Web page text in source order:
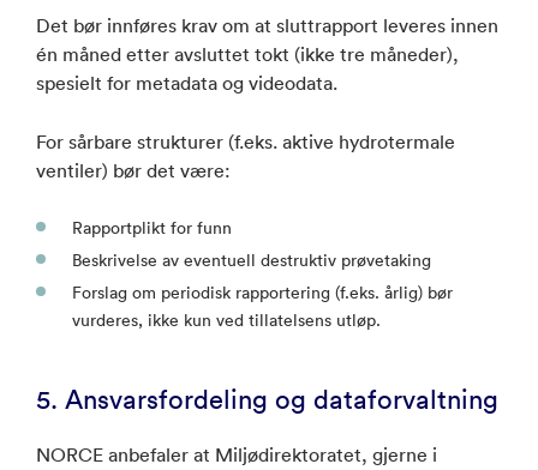
Det bør innføres krav om at sluttrapport leveres innen
én måned etter avsluttet tokt (ikke tre måneder),
spesielt for metadata og videodata.
For sårbare strukturer (f.eks. aktive hydrotermale
ventiler) bør det være:
Rapportplikt for funn
Beskrivelse av eventuell destruktiv prøvetaking
Forslag om periodisk rapportering (f.eks. årlig) bør
vurderes, ikke kun ved tillatelsens utløp.
5. Ansvarsfordeling og dataforvaltning
NORCE anbefaler at Miljødirektoratet, gjerne i